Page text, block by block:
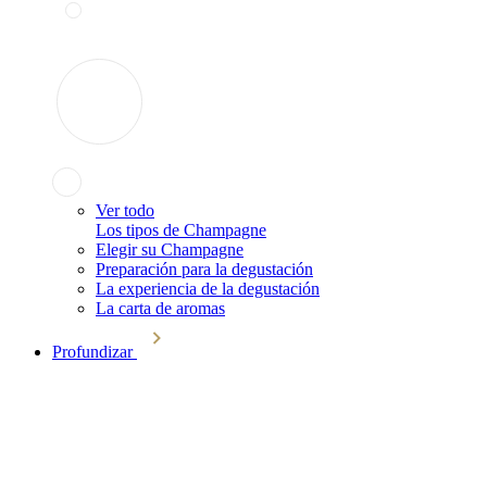
Ver todo
Los tipos de Champagne
Elegir su Champagne
Preparación para la degustación
La experiencia de la degustación
La carta de aromas
Profundizar